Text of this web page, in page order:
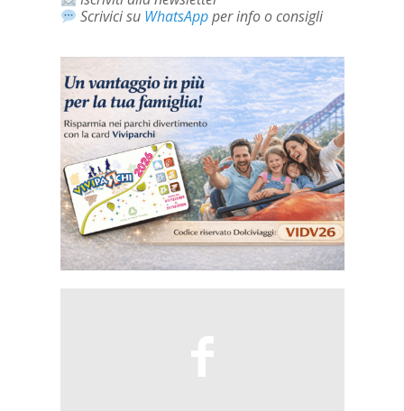
Scrivici su WhatsAppper info o consigli